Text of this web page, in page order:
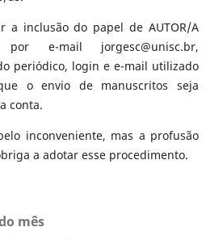
a inclusão do papel de AUTOR/A
por e-mail jorgesc@unisc.br,
periódico, login e e-mail utilizado
o envio de manuscritos seja
conta.
inconveniente, mas a profusão
a adotar esse procedimento.
mês